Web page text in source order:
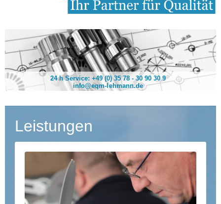
24 h Service: +49 (0) 35 78 - 30 90 30 9
info@eqm-lehmann.de
Leistungen